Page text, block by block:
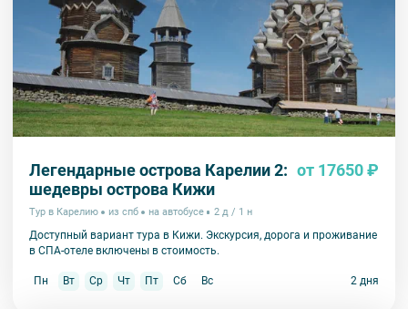
Легендарные острова Карелии 2:
шедевры острова Кижи
от 17650 ₽
Тур в Карелию из спб на автобусе 2 д / 1 н
Доступный вариант тура в Кижи. Экскурсия, дорога и проживание
в СПА-отеле включены в стоимость.
Пн Вт Ср Чт Пт Сб Вс 2 дня